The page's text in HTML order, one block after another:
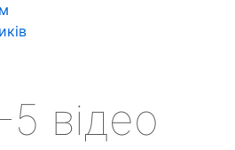
відео